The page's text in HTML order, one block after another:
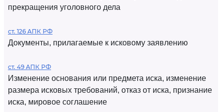
прекращения уголовного дела
ст. 126 АПК РФ
Документы, прилагаемые к исковому заявлению
ст. 49 АПК РФ
Изменение основания или предмета иска, изменение
размера исковых требований, отказ от иска, признание
иска, мировое соглашение